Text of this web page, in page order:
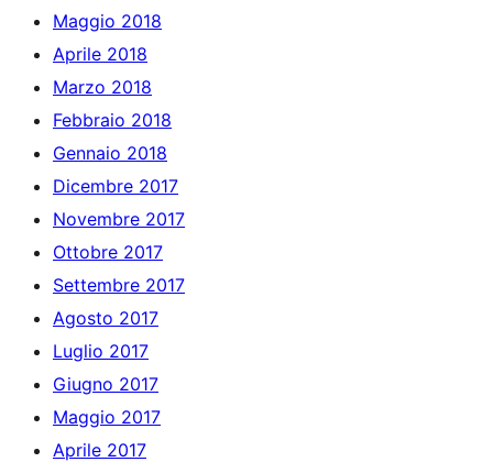
Maggio 2018
Aprile 2018
Marzo 2018
Febbraio 2018
Gennaio 2018
Dicembre 2017
Novembre 2017
Ottobre 2017
Settembre 2017
Agosto 2017
Luglio 2017
Giugno 2017
Maggio 2017
Aprile 2017